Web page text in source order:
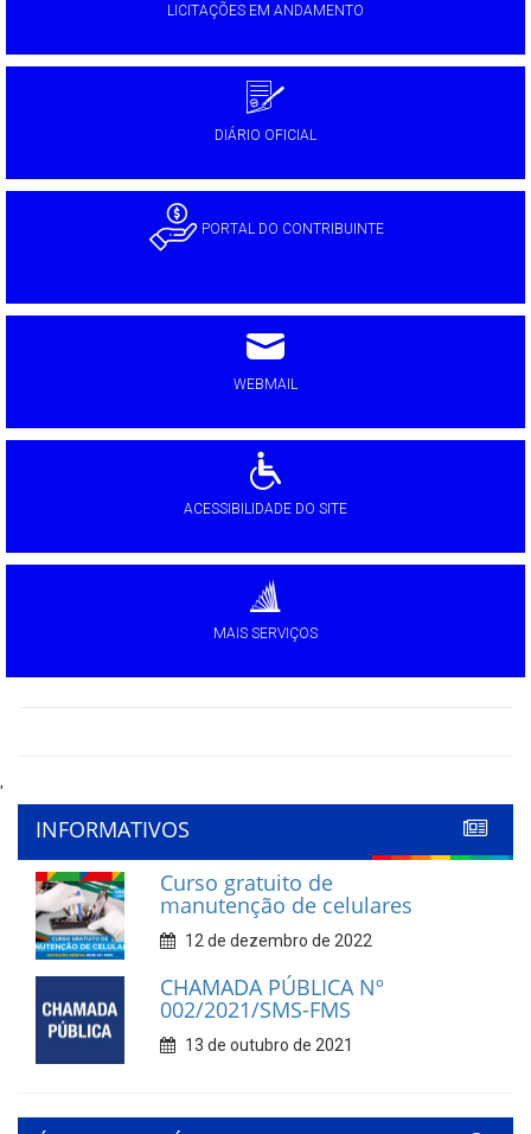
LICITAÇÕES EM ANDAMENTO
DIÁRIO OFICIAL
PORTAL DO CONTRIBUINTE
WEBMAIL
ACESSIBILIDADE DO SITE
MAIS SERVIÇOS
'
INFORMATIVOS
Curso gratuito de
manutenção de celulares
12 de dezembro de 2022
CHAMADA PÚBLICA Nº
002/2021/SMS-FMS
13 de outubro de 2021